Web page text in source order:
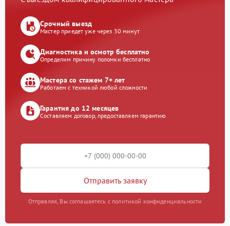
Срочный выезд
Мастер приедет уже через 30 минут
Диагностика и осмотр бесплатно
Определим причину поломки бесплатно
Мастера со стажем 7+ лет
Работаем с техникой любой сложности
Гарантия до 12 месяцев
Составляем договор, предоставляем гарантию
Отправить заявку
Отправляя, Вы соглашаетесь с политикой конфиденциальности